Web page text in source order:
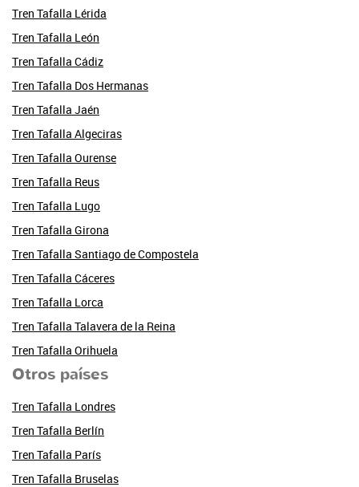
Tren Tafalla Lérida
Tren Tafalla León
Tren Tafalla Cádiz
Tren Tafalla Dos Hermanas
Tren Tafalla Jaén
Tren Tafalla Algeciras
Tren Tafalla Ourense
Tren Tafalla Reus
Tren Tafalla Lugo
Tren Tafalla Girona
Tren Tafalla Santiago de Compostela
Tren Tafalla Cáceres
Tren Tafalla Lorca
Tren Tafalla Talavera de la Reina
Tren Tafalla Orihuela
Otros países
Tren Tafalla Londres
Tren Tafalla Berlín
Tren Tafalla París
Tren Tafalla Bruselas